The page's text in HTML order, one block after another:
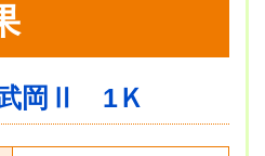
武岡Ⅱ 1Ｋ